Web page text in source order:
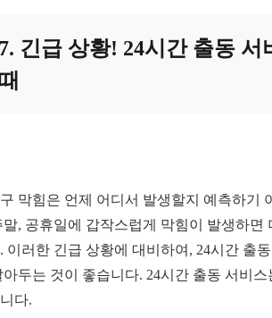
긴급 상황! 24시간 출동 서
막힘은 언제 어디서 발생할지 예측하기
말, 공휴일에 갑작스럽게 막힘이 발생하면
이러한 긴급 상황에 대비하여, 24시간 출
아두는 것이 좋습니다. 24시간 출동 서비
다.